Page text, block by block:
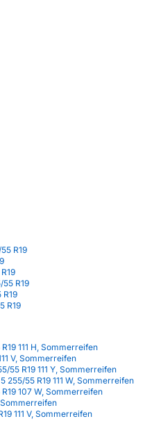
R19
R19
R19
111 H, Sommerreifen
V, Sommerreifen
55 R19 111 Y, Sommerreifen
55 R19 111 W, Sommerreifen
107 W, Sommerreifen
Sommerreifen
111 V, Sommerreifen